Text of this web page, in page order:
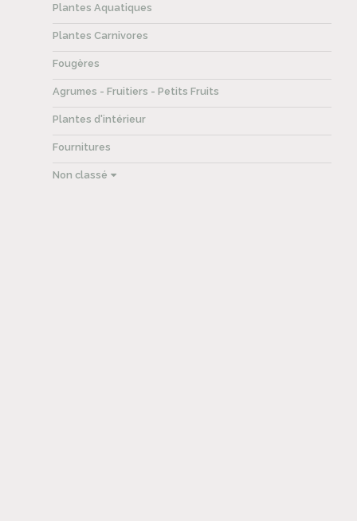
Plantes Aquatiques
Plantes Carnivores
Fougères
Agrumes - Fruitiers - Petits Fruits
Plantes d'intérieur
Fournitures
Non classé